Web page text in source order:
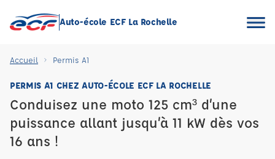
Auto-école ECF La Rochelle
Accueil Permis A1
PERMIS A1 CHEZ AUTO-ÉCOLE ECF LA ROCHELLE
Conduisez une moto 125 cm³ d’une
puissance allant jusqu’à 11 kW dès vos
16 ans !